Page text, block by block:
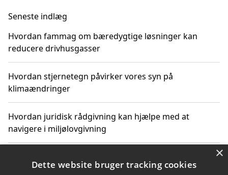
Seneste indlæg
Hvordan fammag om bæredygtige løsninger kan
reducere drivhusgasser
Hvordan stjernetegn påvirker vores syn på
klimaændringer
Hvordan juridisk rådgivning kan hjælpe med at
navigere i miljølovgivning
Hvordan spil og underholdning online kan inspirere til
bæredygtige valg
×
Dette website bruger tracking cookies